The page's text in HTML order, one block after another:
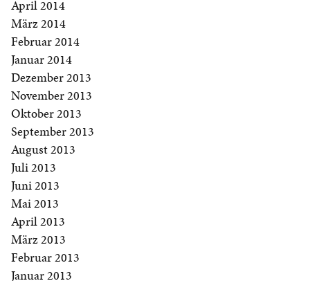
April 2014
März 2014
Februar 2014
Januar 2014
Dezember 2013
November 2013
Oktober 2013
September 2013
August 2013
Juli 2013
Juni 2013
Mai 2013
April 2013
März 2013
Februar 2013
Januar 2013